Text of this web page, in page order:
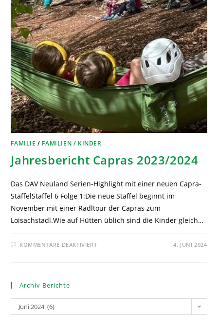
FAMILIE / FAMILIEN / KINDER
Jahresbericht Capras 2023/2024
Das DAV Neuland Serien-Highlight mit einer neuen Capra-
StaffelStaffel 6 Folge 1:Die neue Staffel beginnt im
November mit einer Radltour der Capras zum
Loisachstadl.Wie auf Hütten üblich sind die Kinder gleich…
KOMMENTARE DEAKTIVIERT 4. JUNI 2024
Archiv Berichte
Juni 2024 (6)